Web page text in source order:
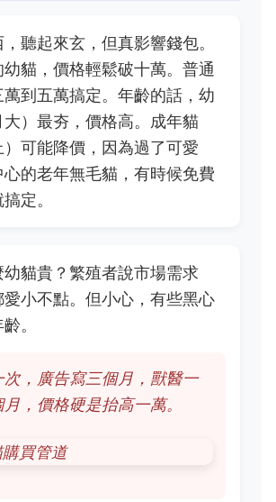
聽起來玄，但真影響錢包。
貓，價格輕鬆破十萬。普通
萬到五萬搞定。年齡的話，幼
）最夯，價格高。成年貓
）可能降價，因為過了可愛
的老年無毛貓，有時候免費
定。
貓貴？繁殖者說市場需求
愛小不點。但小心，有些黑心
。
次，廣告寫三個月，獸醫一
，價格硬是抬高一萬。